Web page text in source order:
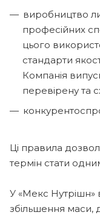
виробництво
професійних
цього
стандарти
Компанія
перевірену та
Ці правила
термін стати одним
У «Мекс Нутрішн»
збільшення маси,